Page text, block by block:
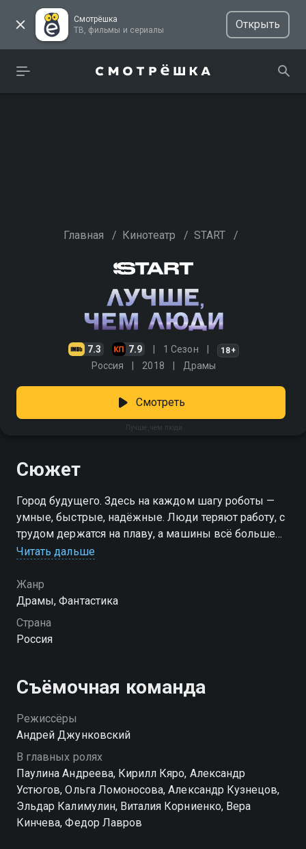
Смотрёшка
ТВ, фильмы и сериалы
Открыть
Главная / Кинотеатр / START /
7.3 7.9 1 Сезон 18+
Россия 2018 Драмы
Лучше, чем люди
Смотреть
Сюжет
Город будущего. Здесь на каждом шагу роботы —
умные, быстрые, надёжные. Люди теряют работу, с
трудом держатся на плаву, а машины всё больше
занимают их место. И вот появляется Ариса —
помогать, но и чувствовать. Она способна
привязаться, переживать, а ради любимого — пойти
на крайности. Даже если это стоит жизни другого.
«Лучше, чем люди» — смотрите онлайн в хорошем
Читать дальше
Жанр
Драмы, Фантастика
Страна
Россия
Съёмочная команда
Режиссёры
Андрей Джунковский
В главных ролях
Паулина Андреева, Кирилл Кяро, Александр
Устюгов, Ольга Ломоносова, Александр Кузнецов,
Эльдар Калимулин, Виталия Корниенко, Вера
Кинчева, Федор Лавров